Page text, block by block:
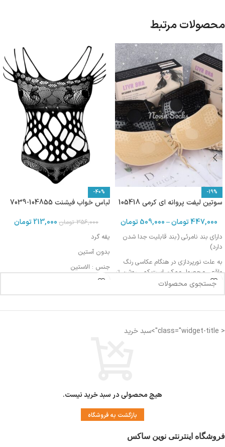
محصولات مرتبط
-19%
سوتین لیفت پروانه ای کرمی 105418
447,000تومان–
509,000 تومان
دارای بند نامرئی (بند قابلیت جدا شدن
دارد)
به علت نورپردازی در هنگام عکاسی رنگ
واقعی محصول ممکن است کمی روشن تر
یا تیره تر باشد
-40%
لباس خواب فیشنت 104855-7039
356,000 تومان 213,000تومان
یقه گرد
بدون آستین
جنس : الاستین
طرح‌دار
مناسب برای سایز بدن ۳۶ الی ۴۰
< class="widget-title">سبد خرید
هیچ محصولی در سبد خرید نیست.
بازگشت به فروشگاه
فروشگاه اینترنتی نوین ساکس